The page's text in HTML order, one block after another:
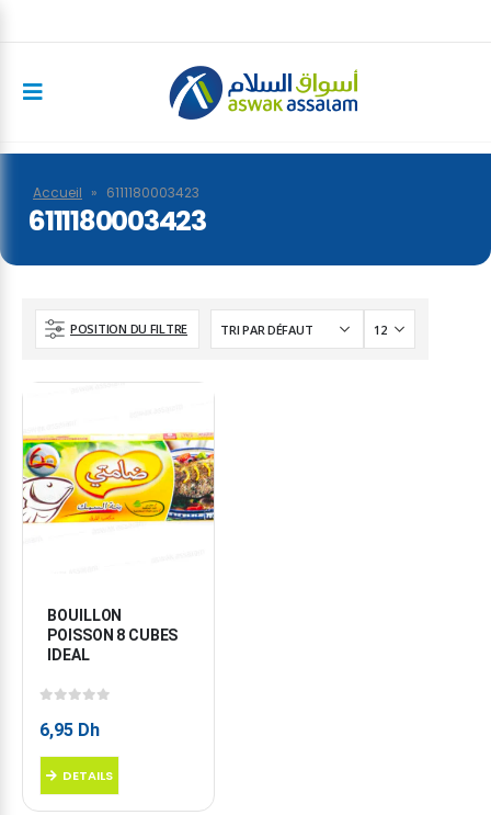
Accueil » 6111180003423
6111180003423
POSITION DU FILTRE
BOUILLON
POISSON 8 CUBES
IDEAL
6,95 Dh
DETAILS